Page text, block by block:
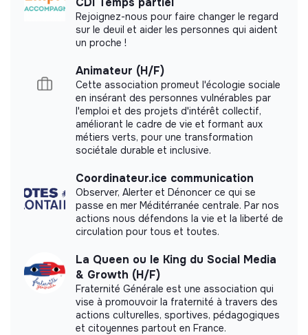
More information
Website
< 15 persons
Others
Impact Tank did not yet communicate its impact
measurement.
Labels and certifications
This structure did not communicate to us the
labels or certifications that it was able to obtain.
Rejoignez-nous pour faire changer le regard
sur le deuil et aider les personnes qui aident
un proche !
Animateur (H/F)
Cette association promeut l'écologie sociale
en insérant des personnes vulnérables par
l'emploi et des projets d'intérêt collectif,
améliorant le cadre de vie et formant aux
métiers verts, pour une transformation
sociétale durable et inclusive.
Coordinateur.ice communication
Observer, Alerter et Dénoncer ce qui se
passe en mer Méditérranée centrale. Par nos
actions nous défendons la vie et la liberté de
circulation pour tous et toutes.
La Queen ou le King du Social Media
& Growth (H/F)
Fraternité Générale est une association qui
vise à promouvoir la fraternité à travers des
actions culturelles, sportives, pédagogiques
et citoyennes partout en France.